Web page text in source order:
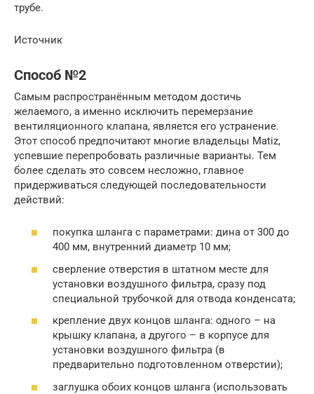
трубе.
Источник
Способ №2
Самым распространённым методом достичь
желаемого, а именно исключить перемерзание
вентиляционного клапана, является его устранение.
Этот способ предпочитают многие владельцы Matiz,
успевшие перепробовать различные варианты. Тем
более сделать это совсем несложно, главное
придерживаться следующей последовательности
действий:
покупка шланга с параметрами: дина от 300 до
400 мм, внутренний диаметр 10 мм;
сверление отверстия в штатном месте для
установки воздушного фильтра, сразу под
специальной трубочкой для отвода конденсата;
крепление двух концов шланга: одного – на
крышку клапана, а другого – в корпусе для
установки воздушного фильтра (в
предварительно подготовленном отверстии);
заглушка обоих концов шланга (использовать